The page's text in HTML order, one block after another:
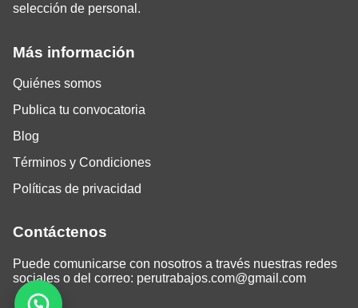
Más información
Quiénes somos
Publica tu convocatoria
Blog
Términos y Condiciones
Políticas de privacidad
Contáctenos
Puede comunicarse con nosotros a través nuestras redes
sociales o del correo: perutrabajos.com@gmail.com
selección de personal.